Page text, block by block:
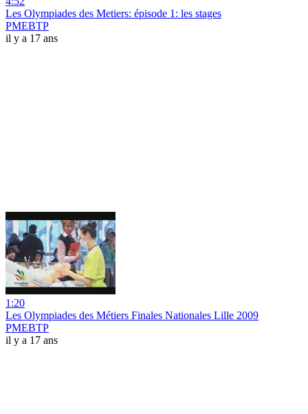
Les Olympiades des Metiers: épisode 1: les stages
PMEBTP
il y a 17 ans
1:20
Les Olympiades des Métiers Finales Nationales Lille 2009
PMEBTP
il y a 17 ans